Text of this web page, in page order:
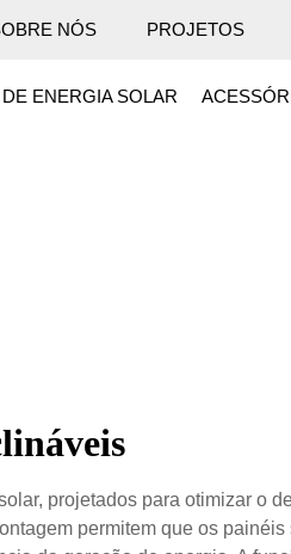
NÓS PROJETOS
ENERGIA SOLAR
projetados para otimizar o
permitem que os painéis